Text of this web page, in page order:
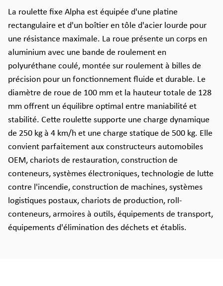
La roulette fixe Alpha est équipée d'une platine
rectangulaire et d'un boîtier en tôle d'acier lourde pour
une résistance maximale. La roue présente un corps en
aluminium avec une bande de roulement en
polyuréthane coulé, montée sur roulement à billes de
précision pour un fonctionnement fluide et durable. Le
diamètre de roue de 100 mm et la hauteur totale de 128
mm offrent un équilibre optimal entre maniabilité et
stabilité. Cette roulette supporte une charge dynamique
de 250 kg à 4 km/h et une charge statique de 500 kg. Elle
convient parfaitement aux constructeurs automobiles
OEM, chariots de restauration, construction de
conteneurs, systèmes électroniques, technologie de lutte
contre l'incendie, construction de machines, systèmes
logistiques postaux, chariots de production, roll-
conteneurs, armoires à outils, équipements de transport,
équipements d'élimination des déchets et établis.